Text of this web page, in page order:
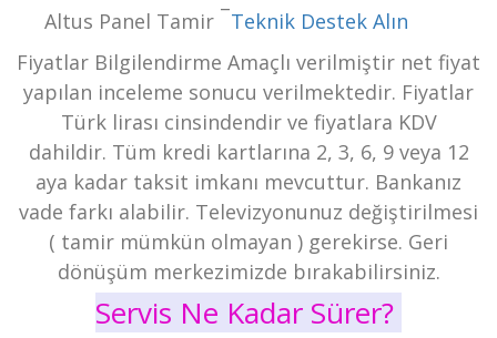
Altus Panel Tamir –Teknik Destek Alın
Fiyatlar Bilgilendirme Amaçlı verilmiştir net fiyat
yapılan inceleme sonucu verilmektedir. Fiyatlar
Türk lirası cinsindendir ve fiyatlara KDV
dahildir. Tüm kredi kartlarına 2, 3, 6, 9 veya 12
aya kadar taksit imkanı mevcuttur. Bankanız
vade farkı alabilir. Televizyonunuz değiştirilmesi
( tamir mümkün olmayan ) gerekirse. Geri
dönüşüm merkezimizde bırakabilirsiniz.
Servis Ne Kadar Sürer?